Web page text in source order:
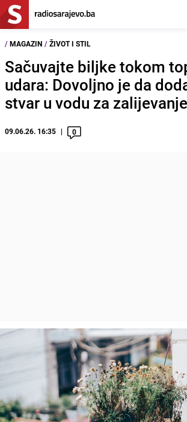
/ MAGAZIN / ŽIVOT I STIL
Sačuvajte biljke tokom
udara: Dovoljno je da
stvar u vodu za zalijevanje
09.06.26. 16:35 0